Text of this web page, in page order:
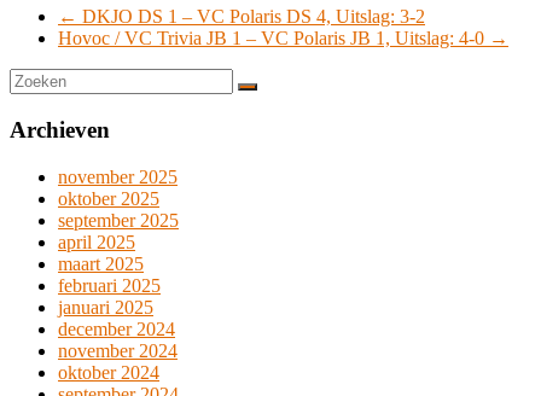
← DKJO DS 1 – VC Polaris DS 4, Uitslag: 3-2
Hovoc / VC Trivia JB 1 – VC Polaris JB 1, Uitslag: 4-0 →
Archieven
november 2025
oktober 2025
september 2025
april 2025
maart 2025
februari 2025
januari 2025
december 2024
november 2024
oktober 2024